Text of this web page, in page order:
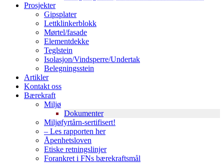
Prosjekter
Gipsplater
Lettklinkerblokk
Mørtel/fasade
Elementdekke
Teglstein
Isolasjon/Vindsperre/Undertak
Belegningsstein
Artikler
Kontakt oss
Bærekraft
Miljø
Dokumenter
Miljøfyrtårn-sertifisert!
– Les rapporten her
Åpenhetsloven
Etiske retningslinjer
Forankret i FNs bærekraftsmål